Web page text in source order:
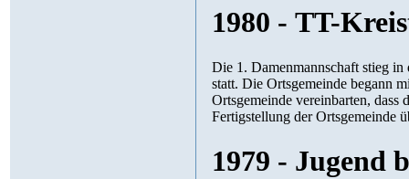
1980 - TT-
Die 1. Damenmannschaft stieg in die Bezirksliga Westerwald auf. Der Tischtennis-Kreistag fand
statt. Die Ortsgemeinde begann mit dem Bau
Ortsgemeinde vereinbarten, dass die klubeigene Halle in das neue Bauvorhaben integriert und
Fertigstellung der Ortsgemeinde
1979 - Jugend